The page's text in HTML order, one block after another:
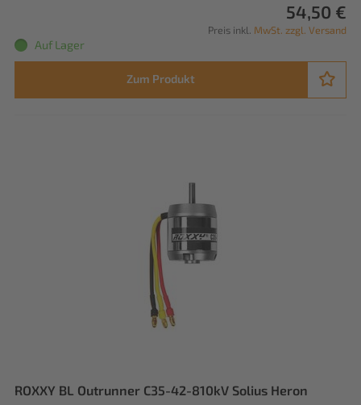
54,50 €
Preis inkl. MwSt. zzgl. Versand
Auf Lager
Zum Produkt
ROXXY BL Outrunner C35-42-810kV Solius Heron